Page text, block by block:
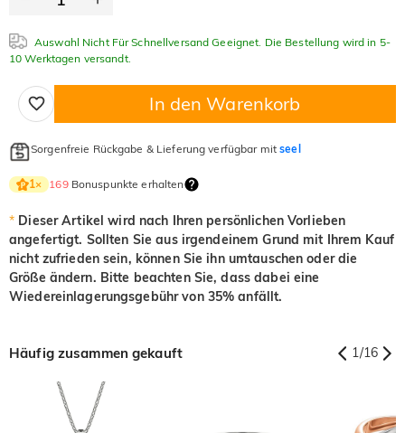
Moissanit
Jeulia Stein
$0.00
$0.00
$0.00
Fuchsienrot
$0.00
Peridotgrün
$35.00
Jeulia Stein
$0.00
$0.00
Aquamarinblau
$0.00
Smaragdgrün
$0.00
Fancy-Rosa
$0.00
$0.00
$0.00
Onyx-Schwarz
Auswahl Nicht Für Schnellversand Geeignet. Die Bestellung wird in 5-
10 Werktagen versandt.
In den Warenkorb
Sorgenfreie Rückgabe & Lieferung verfügbar mitseel
1× 169Bonuspunkte erhalten
* Dieser Artikel wird nach Ihren persönlichen Vorlieben
angefertigt. Sollten Sie aus irgendeinem Grund mit Ihrem Kauf
nicht zufrieden sein, können Sie ihn umtauschen oder die
Größe ändern. Bitte beachten Sie, dass dabei eine
Wiedereinlagerungsgebühr von 35% anfällt.
Häufig zusammen gekauft 1/16